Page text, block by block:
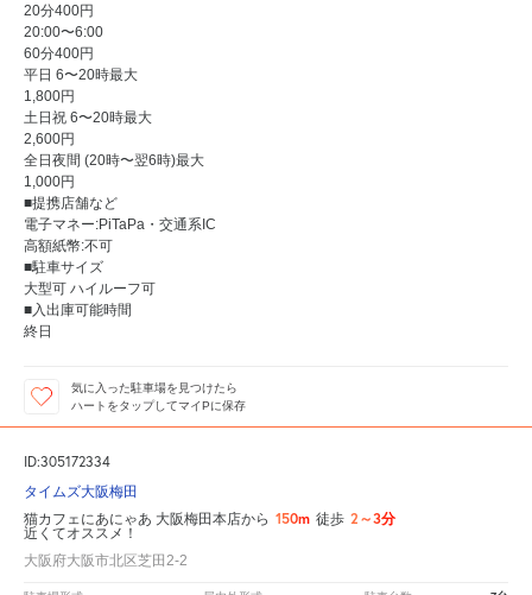
20分400円
20:00〜6:00
60分400円
平日 6〜20時最大
1,800円
土日祝 6〜20時最大
2,600円
全日夜間 (20時〜翌6時)最大
1,000円
■提携店舗など
電子マネー:PiTaPa・交通系IC
高額紙幣:不可
■駐車サイズ
大型可 ハイルーフ可
■入出庫可能時間
終日
気に入った駐車場を見つけたら
ハートをタップしてマイPに保存
ID:305172334
タイムズ大阪梅田
猫カフェにあにゃあ 大阪梅田本店から 150m 徒歩 2～3分
近くてオススメ！
大阪府大阪市北区芝田2-2